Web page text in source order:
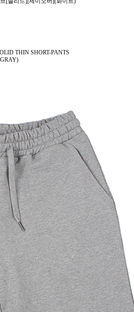
THIN SHORT-PANTS